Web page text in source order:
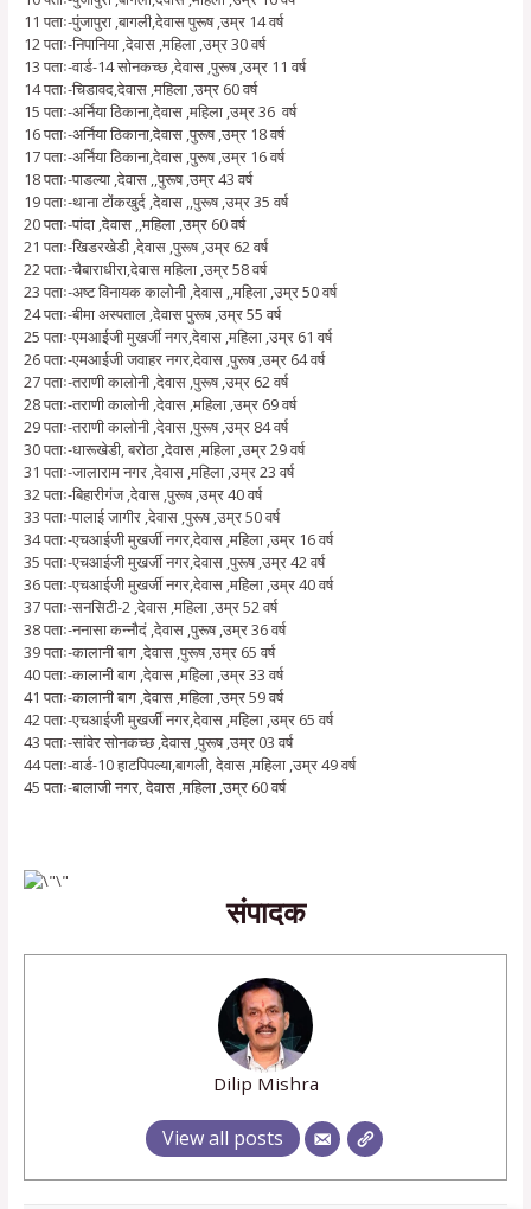
11 पताः-पुंजापुरा ,बागली,देवास पुरूष ,उम्र 14 वर्ष
12 पताः-निपानिया ,देवास ,महिला ,उम्र 30 वर्ष
13 पताः-वार्ड-14 सोनकच्छ ,देवास ,पुरूष ,उम्र 11 वर्ष
14 पताः-चिडावद,देवास ,महिला ,उम्र 60 वर्ष
15 पताः-अर्निया ठिकाना,देवास ,महिला ,उम्र 36 वर्ष
16 पताः-अर्निया ठिकाना,देवास ,पुरूष ,उम्र 18 वर्ष
17 पताः-अर्निया ठिकाना,देवास ,पुरूष ,उम्र 16 वर्ष
18 पताः-पाडल्या ,देवास ,,पुरूष ,उम्र 43 वर्ष
19 पताः-थाना टोंकखुर्द ,देवास ,,पुरूष ,उम्र 35 वर्ष
20 पताः-पांदा ,देवास ,,महिला ,उम्र 60 वर्ष
21 पताः-खिडरखेडी ,देवास ,पुरूष ,उम्र 62 वर्ष
22 पताः-चैबाराधीरा,देवास महिला ,उम्र 58 वर्ष
23 पताः-अष्ट विनायक कालोनी ,देवास ,,महिला ,उम्र 50 वर्ष
24 पताः-बीमा अस्पताल ,देवास पुरूष ,उम्र 55 वर्ष
25 पताः-एमआईजी मुखर्जी नगर,देवास ,महिला ,उम्र 61 वर्ष
26 पताः-एमआईजी जवाहर नगर,देवास ,पुरूष ,उम्र 64 वर्ष
27 पताः-तराणी कालोनी ,देवास ,पुरूष ,उम्र 62 वर्ष
28 पताः-तराणी कालोनी ,देवास ,महिला ,उम्र 69 वर्ष
29 पताः-तराणी कालोनी ,देवास ,पुरूष ,उम्र 84 वर्ष
30 पताः-धारूखेडी, बरोठा ,देवास ,महिला ,उम्र 29 वर्ष
31 पताः-जालाराम नगर ,देवास ,महिला ,उम्र 23 वर्ष
32 पताः-बिहारीगंज ,देवास ,पुरूष ,उम्र 40 वर्ष
33 पताः-पालाई जागीर ,देवास ,पुरूष ,उम्र 50 वर्ष
34 पताः-एचआईजी मुखर्जी नगर,देवास ,महिला ,उम्र 16 वर्ष
35 पताः-एचआईजी मुखर्जी नगर,देवास ,पुरूष ,उम्र 42 वर्ष
36 पताः-एचआईजी मुखर्जी नगर,देवास ,महिला ,उम्र 40 वर्ष
37 पताः-सनसिटी-2 ,देवास ,महिला ,उम्र 52 वर्ष
38 पताः-ननासा कन्नौदं ,देवास ,पुरूष ,उम्र 36 वर्ष
39 पताः-कालानी बाग ,देवास ,पुरूष ,उम्र 65 वर्ष
40 पताः-कालानी बाग ,देवास ,महिला ,उम्र 33 वर्ष
41 पताः-कालानी बाग ,देवास ,महिला ,उम्र 59 वर्ष
42 पताः-एचआईजी मुखर्जी नगर,देवास ,महिला ,उम्र 65 वर्ष
43 पताः-सांवेर सोनकच्छ ,देवास ,पुरूष ,उम्र 03 वर्ष
44 पताः-वार्ड-10 हाटपिपल्या,बागली, देवास ,महिला ,उम्र 49 वर्ष
45 पताः-बालाजी नगर, देवास ,महिला ,उम्र 60 वर्ष
संपादक
Dilip Mishra
View all posts